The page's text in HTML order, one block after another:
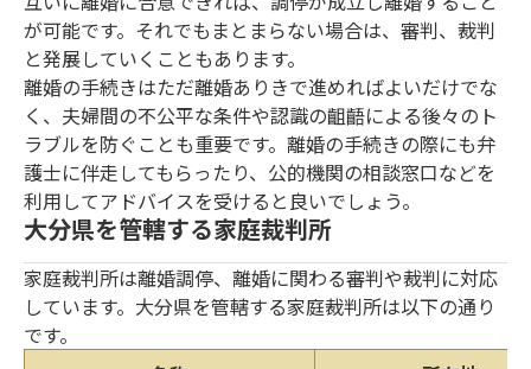
が可能です。それでもまとまらない場合は、審判、裁判
と発展していくこともあります。
離婚の手続きはただ離婚ありきで進めればよいだけでな
く、夫婦間の不公平な条件や認識の齟齬による後々のト
ラブルを防ぐことも重要です。離婚の手続きの際にも弁
護士に伴走してもらったり、公的機関の相談窓口などを
利用してアドバイスを受けると良いでしょう。
大分県を管轄する家庭裁判所
家庭裁判所は離婚調停、離婚に関わる審判や裁判に対応
しています。大分県を管轄する家庭裁判所は以下の通り
です。